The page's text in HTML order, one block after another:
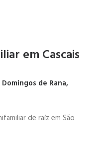
em Cascais
de Rana,
de raíz em São